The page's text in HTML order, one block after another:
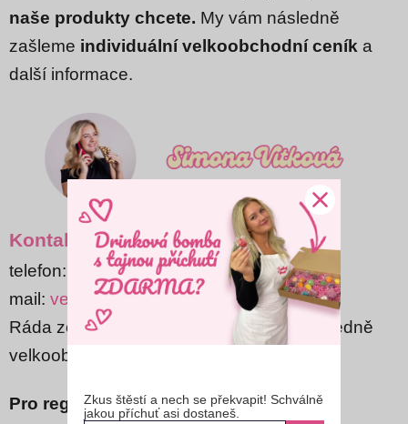
naše produkty chcete. My vám následně
zašleme individuální velkoobchodní ceník a
další informace.
Kontaktní údaje:
telefon:
+420 776 670 167
mail: velkoobchod@zamlsej.cz
Ráda zodpovím všechny
vaše dotazy ohledně
velkoobchodu.
Pro registraci - KLIKNI SEM -
Zkus štěstí a nech se překvapit! Schválně
jakou příchuť asi dostaneš.